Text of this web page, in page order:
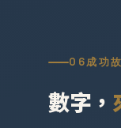
06成功
數字，